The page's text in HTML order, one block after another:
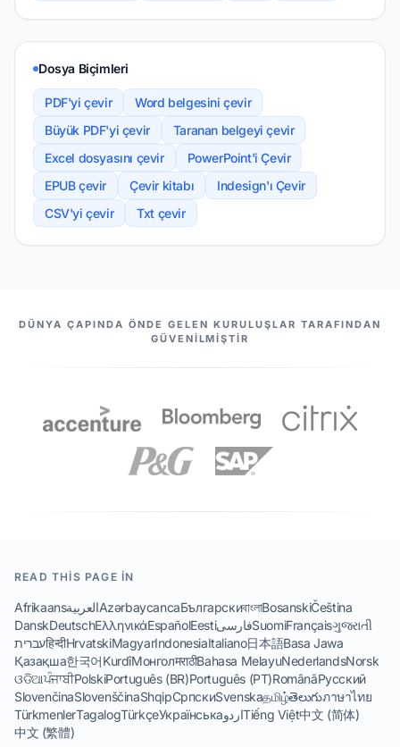
Dosya Biçimleri
PDF'yi çevir
Word belgesini çevir
Büyük PDF'yi çevir
Taranan belgeyi çevir
Excel dosyasını çevir
PowerPoint'i Çevir
EPUB çevir
Çevir kitabı
Indesign'ı Çevir
CSV'yi çevir
Txt çevir
ORTAKLARIMIZ
DÜNYA ÇAPINDA ÖNDE GELEN KURULUŞLAR TARAFINDAN
GÜVENILMIŞTIR
READ THIS PAGE IN
AfrikaansالعربيةAzərbaycancaБългарскиবাংলাBosanskiČeština
DanskDeutschΕλληνικάEspañolEestiفارسیSuomiFrançaisગુજરાતી
עבריתहिन्दीHrvatskiMagyarIndonesiaItaliano日本語Basa Jawa
Қазақша한국어KurdîМонголमराठीBahasa MelayuNederlandsNorsk
ଓଡିଆਪੰਜਾਬੀPolskiPortuguês (BR)Português (PT)RomânăРусский
SlovenčinaSlovenščinaShqipСрпскиSvenskaதமிழ்తెలుగుภาษาไทย
TürkmenlerTagalogTürkçeУкраїнськаاردوTiếng Việt中文 (简体)
中文 (繁體)